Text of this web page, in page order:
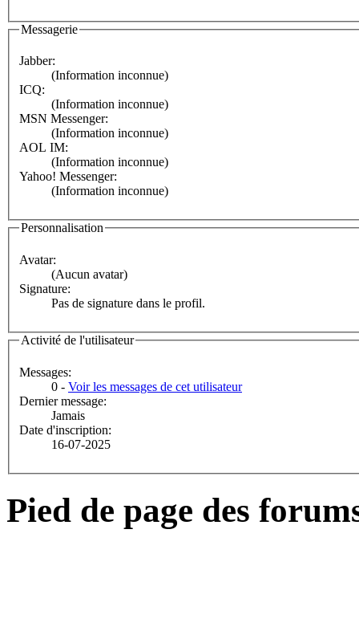
Messagerie
Jabber:
(Information inconnue)
ICQ:
(Information inconnue)
MSN Messenger:
(Information inconnue)
AOL IM:
(Information inconnue)
Yahoo! Messenger:
(Information inconnue)
Personnalisation
Avatar:
(Aucun avatar)
Signature:
Pas de signature dans le profil.
Activité de l'utilisateur
Messages:
0 - Voir les messages de cet utilisateur
Dernier message:
Jamais
Date d'inscription:
16-07-2025
Pied de page des